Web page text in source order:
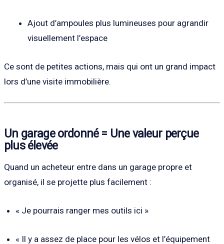
Ajout d’ampoules plus lumineuses pour agrandir
visuellement l’espace
Ce sont de petites actions, mais qui ont un grand impact
lors d’une visite immobilière.
Un garage ordonné = Une valeur perçue
plus élevée
Quand un acheteur entre dans un garage propre et
organisé, il se projette plus facilement :
« Je pourrais ranger mes outils ici »
« Il y a assez de place pour les vélos et l’équipement